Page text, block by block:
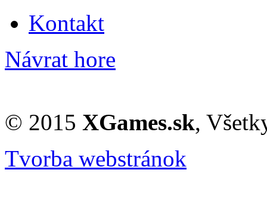
Kontakt
Návrat hore
© 2015 XGames.sk,
Tvorba webstránok